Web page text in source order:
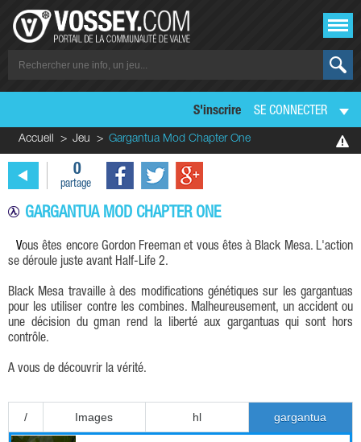
S'inscrire SE CONNECTER
Accueil Jeu Gargantua Mod Chapter One
0
partage
GARGANTUA MOD CHAPTER ONE
Vous êtes encore Gordon Freeman et vous êtes à Black Mesa. L'action
se déroule juste avant Half-Life 2.
Black Mesa travaille à des modifications génétiques sur les gargantuas
pour les utiliser contre les combines. Malheureusement, un accident ou
une décision du gman rend la liberté aux gargantuas qui sont hors
contrôle.
A vous de découvrir la vérité.